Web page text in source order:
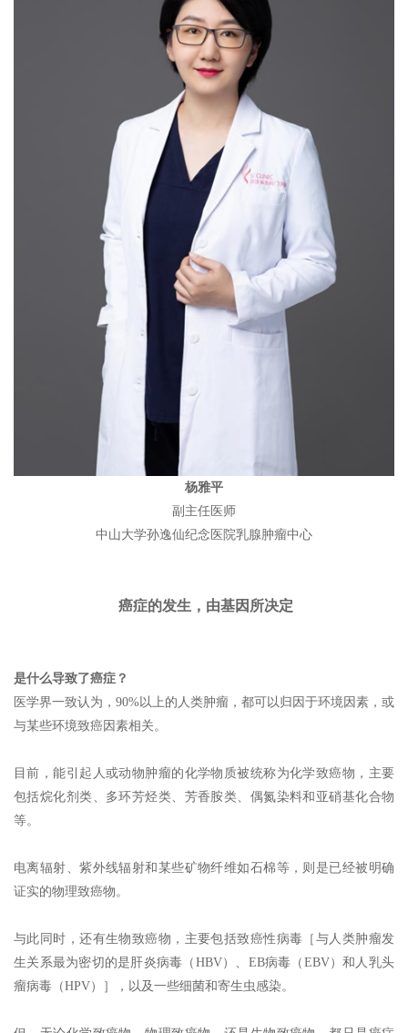
杨雅平
副主任医师
中山大学孙逸仙纪念医院乳腺肿瘤中心
癌症的发生，由基因所决定
是什么导致了癌症？
医学界一致认为，90%以上的人类肿瘤，都可以归因于环境因素，或
与某些环境致癌因素相关。
目前，能引起人或动物肿瘤的化学物质被统称为化学致癌物，主要
包括烷化剂类、多环芳烃类、芳香胺类、偶氮染料和亚硝基化合物
等。
电离辐射、紫外线辐射和某些矿物纤维如石棉等，则是已经被明确
证实的物理致癌物。
与此同时，还有生物致癌物，主要包括致癌性病毒［与人类肿瘤发
生关系最为密切的是肝炎病毒（HBV）、EB病毒（EBV）和人乳头
瘤病毒（HPV）］，以及一些细菌和寄生虫感染。